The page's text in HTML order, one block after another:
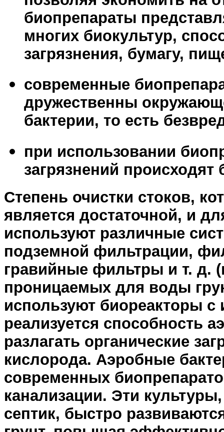
биопрепараты
многих биокультур,
загрязнения, бумагу,
современные
дружественны
бактерии, то есть
при использовании
загрязнений
Степень очистки стоков,
является достаточной, и
используют различные
подземной фильтрации,
гравийные фильтры и т. д.
проницаемых для воды
используют биореакторы с
реализуется способность
разлагать органические
кислорода. Аэробные
современных
канализации. Эти
септик, быстро